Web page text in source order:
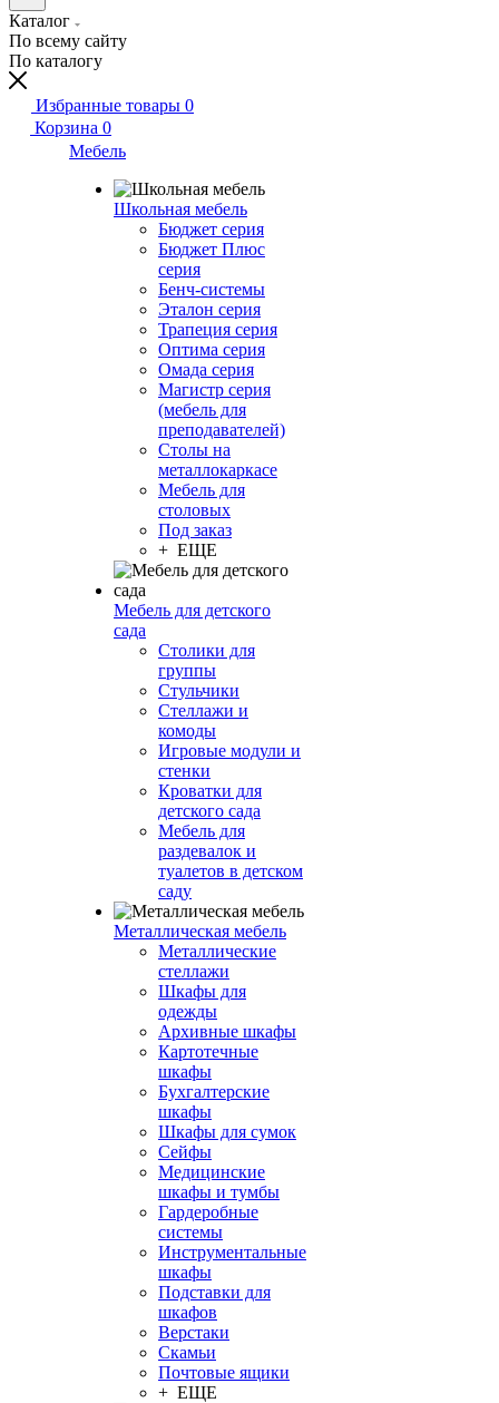
Каталог
По всему сайту
По каталогу
Избранные товары 0
Корзина 0
Мебель
Школьная мебель
Бюджет серия
Бюджет Плюс
серия
Бенч-системы
Эталон серия
Трапеция серия
Оптима серия
Омада серия
Магистр серия
(мебель для
преподавателей)
Столы на
металлокаркасе
Мебель для
столовых
Под заказ
+ ЕЩЕ
Мебель для детского
сада
Столики для
группы
Стульчики
Стеллажи и
комоды
Игровые модули и
стенки
Кроватки для
детского сада
Мебель для
раздевалок и
туалетов в детском
саду
Металлическая мебель
Металлические
стеллажи
Шкафы для
одежды
Архивные шкафы
Картотечные
шкафы
Бухгалтерские
шкафы
Шкафы для сумок
Сейфы
Медицинские
шкафы и тумбы
Гардеробные
системы
Инструментальные
шкафы
Подставки для
шкафов
Верстаки
Скамьи
Почтовые ящики
+ ЕЩЕ